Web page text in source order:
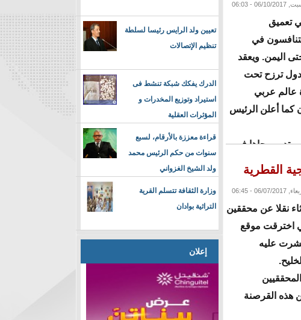
06/10/2017 - 06:03
تعميق
يتنافسون في
اليمن. ويعقد
دول ترزح تحت
عالم عربي
كما أعلن الرئيس
تدور رحاها في
البقية
06/07/2017 - 06:45
نقلا عن محققين
اخترقت موقع
عليه
هذه القرصنة
تعيين ولد الرايس رئيسا لسلطة
تنظيم الإتصالات
الدرك يفكك شبكة تنشط فى
استيراد وتوزيع المخدرات و
المؤثرات العقلية
قراءة معززة بالأرقام، لسبع
سنوات من حكم الرئيس محمد
ولد الشيخ الغزواني
وزارة الثقافة تتسلم القرية
التراثية بوادان
إعلان